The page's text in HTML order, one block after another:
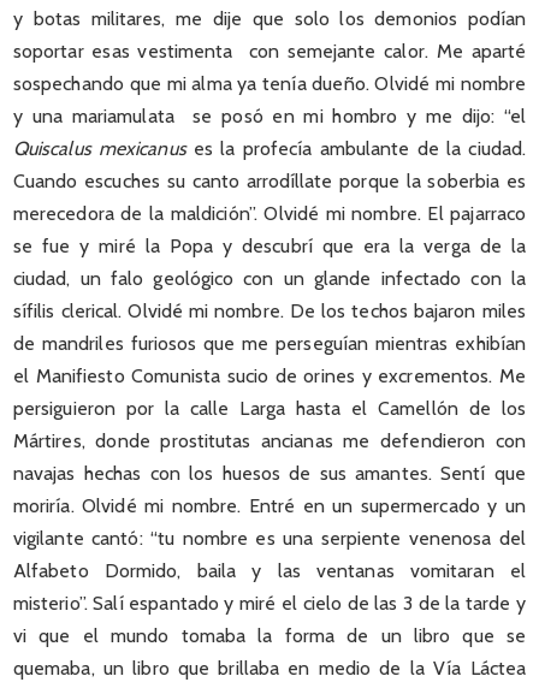
y botas militares, me dije que solo los demonios podían
soportar esas vestimenta con semejante calor. Me aparté
sospechando que mi alma ya tenía dueño. Olvidé mi nombre
y una mariamulata se posó en mi hombro y me dijo: “el
Quiscalus mexicanuses la profecía ambulante de la ciudad.
Cuando escuches su canto arrodíllate porque la soberbia es
merecedora de la maldición”. Olvidé mi nombre. El pajarraco
se fue y miré la Popa y descubrí que era la verga de la
ciudad, un falo geológico con un glande infectado con la
sífilis clerical. Olvidé mi nombre. De los techos bajaron miles
de mandriles furiosos que me perseguían mientras exhibían
el Manifiesto Comunista sucio de orines y excrementos. Me
persiguieron por la calle Larga hasta el Camellón de los
Mártires, donde prostitutas ancianas me defendieron con
navajas hechas con los huesos de sus amantes. Sentí que
moriría. Olvidé mi nombre. Entré en un supermercado y un
vigilante cantó: “tu nombre es una serpiente venenosa del
Alfabeto Dormido, baila y las ventanas vomitaran el
misterio”. Salí espantado y miré el cielo de las 3 de la tarde y
vi que el mundo tomaba la forma de un libro que se
quemaba, un libro que brillaba en medio de la Vía Láctea